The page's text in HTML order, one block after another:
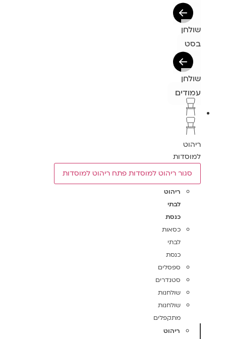
שולחן
בסט
שולחן
עמודים
ריהוט
למוסדות
סגור ריהוט למוסדות פתח ריהוט למוסדות
ריהוט
לבתי
כנסת
כסאות
לבתי
כנסת
ספסלים
סטנדרים
שולחנות
שולחנות
מתקפלים
ריהוט